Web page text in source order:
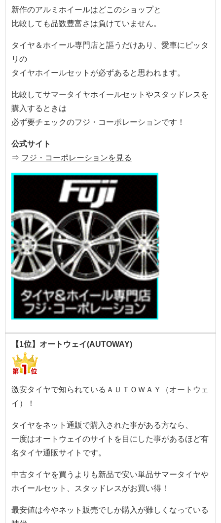
新作のアルミホイールはどこのショップと
比較しても品数豊富さは負けていません。
タイヤ＆ホイール専門店と謳うだけあり、愛車にピッタ
リの
タイヤホイールセットが必ずあると思われます。
比較してサマータイヤホイールセットやスタッドレスを
購入するときは
必ず要チェックのフジ・コーポレーションです！
公式サイト
⇒ フジ・コーポレーションを見る
【1位】オートウェイ(AUTOWAY)
激安タイヤで知られているＡＵＴＯＷＡＹ（オートウェ
イ）！
タイヤをネット通販で購入された事がある方なら、
一度はオートウェイのサイトを目にした事があるほど有
名タイヤ通販サイトです。
中古タイヤを買うよりも新品で安い単品サマータイヤや
ホイールセット、スタッドレスがお買い得！
最安値は今やネット販売でしか購入が難しくなっている